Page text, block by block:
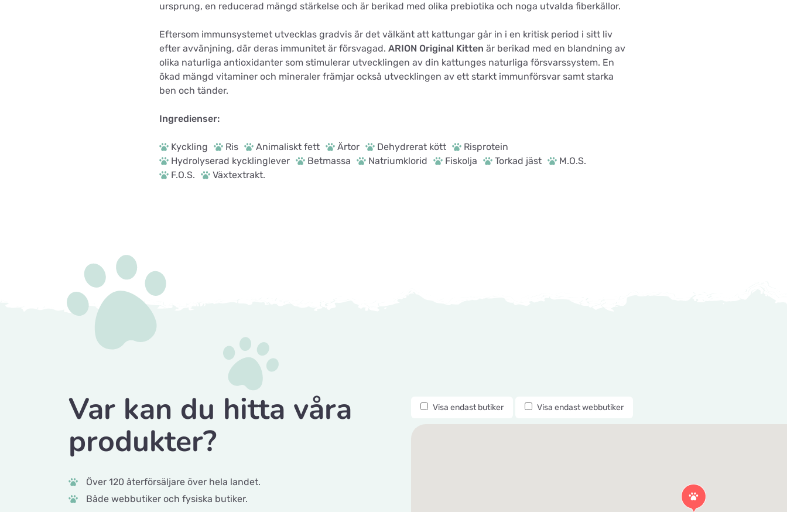
ursprung, en reducerad mängd stärkelse och är berikad med olika prebiotika och noga utvalda fiberkällor.
Eftersom immunsystemet utvecklas gradvis är det välkänt att kattungar går in i en kritisk period i sitt liv
efter avvänjning, där deras immunitet är försvagad. ARION Original Kitten är berikad med en blandning av
olika naturliga antioxidanter som stimulerar utvecklingen av din kattunges naturliga försvarssystem. En
ökad mängd vitaminer och mineraler främjar också utvecklingen av ett starkt immunförsvar samt starka
ben och tänder.
Ingredienser:
Kyckling Ris Animaliskt fett Ärtor Dehydrerat kött
Risprotein
Hydrolyserad kycklinglever
Betmassa Natriumklorid Fiskolja Torkad jäst
M.O.S.
F.O.S.
Växtextrakt.
Var kan du hitta våra
produkter?
Över 120 återförsäljare över hela landet.
Både webbutiker och fysiska butiker.
Visa endast butiker Visa endast webbutiker